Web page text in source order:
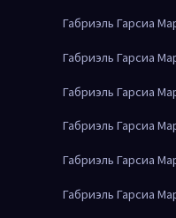
Габриэль Гарсиа
Габриэль Гарсиа
Габриэль Гарсиа
Габриэль Гарсиа
Габриэль Гарсиа
Габриэль Гарсиа